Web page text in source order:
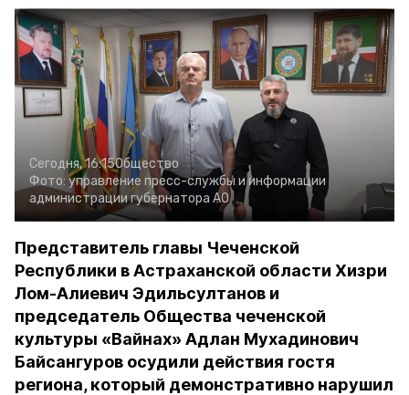
Сегодня, 16:15Общество
Фото: управление пресс-службы и информации
администрации губернатора АО
Представитель главы Чеченской
Республики в Астраханской области Хизри
Лом-Алиевич Эдильсултанов и
председатель Общества чеченской
культуры «Вайнах» Адлан Мухадинович
Байсангуров осудили действия гостя
региона, который демонстративно нарушил